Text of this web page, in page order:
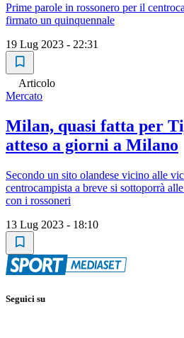
Prime parole in rossonero per il
firmato un quinquennale
19 Lug 2023 - 22:31
Articolo
Mercato
Milan, quasi fatta per
atteso a giorni a Milano
Secondo un sito olandese vicino alle
centrocampista a breve si sottoporrà
con i rossoneri
13 Lug 2023 - 18:10
Seguici su